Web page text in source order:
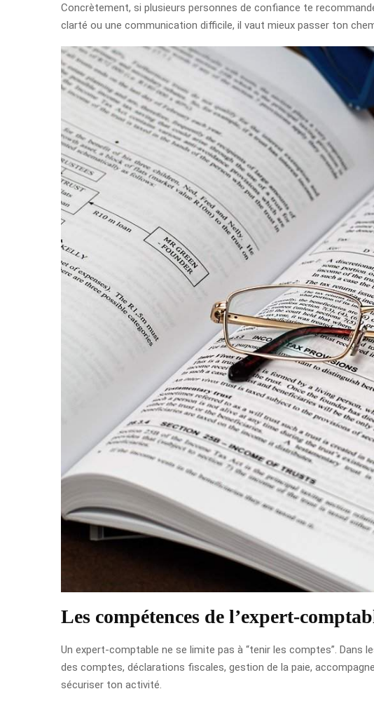
Concrètement, si plusieurs personnes de confiance te
clarté ou une communication difficile, il vaut mieux passer ton
Les compétences de l’expert-
Un expert-comptable ne se limite pas à “tenir les comptes”. Dans
des comptes, déclarations fiscales, gestion de la paie,
sécuriser ton activité.